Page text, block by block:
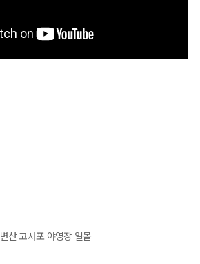
변산 고사포 야영장 일몰